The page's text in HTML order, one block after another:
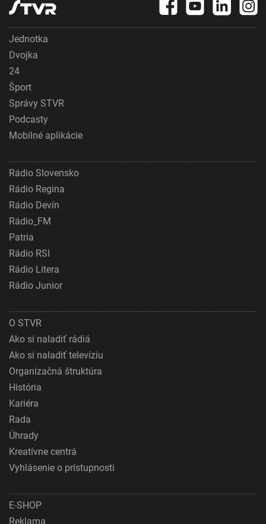
Jednotka
Dvojka
24
Šport
Správy STVR
Podcasty
Mobilné aplikácie
Rádio Slovensko
Rádio Regina
Rádio Devín
Rádio_FM
Patria
Rádio RSI
Rádio Litera
Rádio Junior
O STVR
Ako si naladiť rádiá
Ako si naladiť televíziu
Organizačná štruktúra
História
Kariéra
Rada
Úhrady
Kreatívne centrá
Vyhlásenie o prístupnosti
E-SHOP
Reklama